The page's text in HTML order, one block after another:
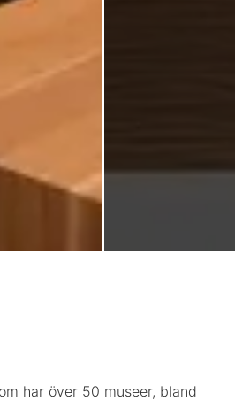
har över 50 museer, bland